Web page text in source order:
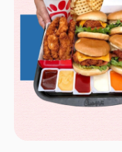
감자튀김 한 개를 무료로 제
서비스도 부활했다.맥더블
반응에 힘입어 기한을 연장
3달러짜리 가성비 메뉴 품
바 있다.덕분에 맥도날드는
목표치에 못 미치는 결과를
주가는 3.7%가량 올랐다.
세트의 판매 건수가 기대치
소비자들 사이에서 가장 높
밝혔다. 웬디스 역시 샌드위